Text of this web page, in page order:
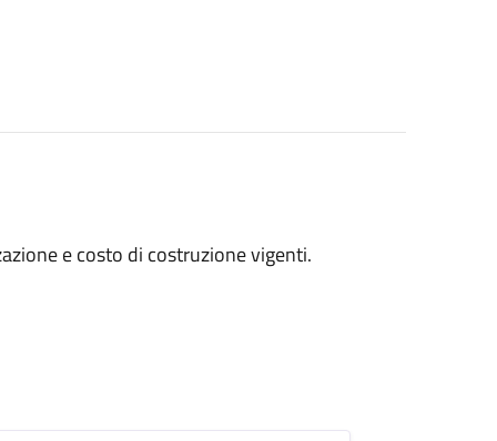
e costo di costruzione vigenti.